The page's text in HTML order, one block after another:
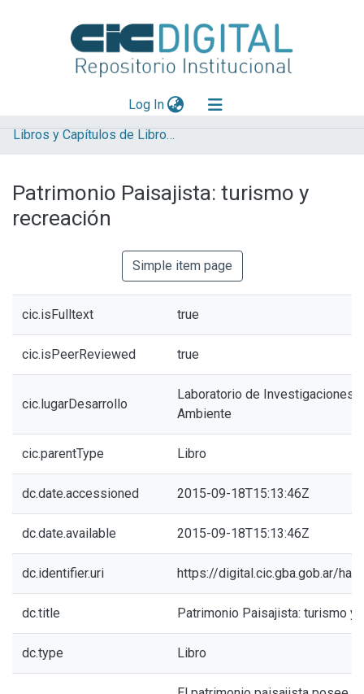
Log In(current)
Explorar
Aportar material
Libros y Capítulos de Libro LINTA
Patrimonio Paisajista: turismo y
recreación
Simple item page
cic.isFulltext true
cic.isPeerReviewed true
cic.lugarDesarrollo
Laboratorio de Investigaciones
Ambiente
cic.parentType Libro
dc.date.accessioned 2015-09-18T15:13:46Z
dc.date.available 2015-09-18T15:13:46Z
dc.identifier.uri https://digital.cic.gba.gob.ar/
dc.title Patrimonio Paisajista: turismo y
dc.type Libro